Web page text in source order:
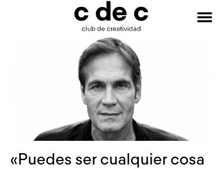
HAZTE
«Puedes ser cualquier cosa